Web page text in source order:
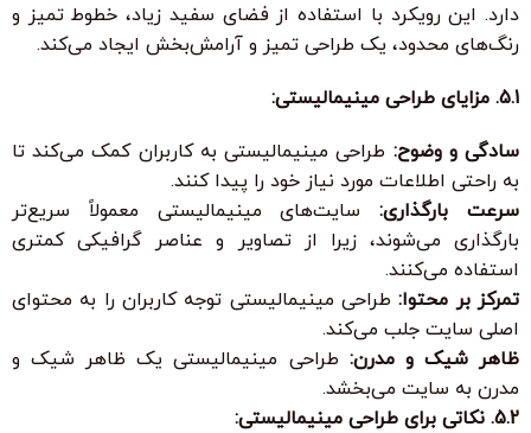
دارد. این رویکرد با استفاده از فضای سفید زیاد، خطوط تمیز و
رنگ‌های محدود، یک طراحی تمیز و آرامش‌بخش ایجاد می‌کند.
5.1. مزایای طراحی مینیمالیستی:
سادگی و وضوح: طراحی مینیمالیستی به کاربران کمک می‌کند تا
به راحتی اطلاعات مورد نیاز خود را پیدا کنند.
سرعت بارگذاری:سایت‌های مینیمالیستی معمولاً سریع‌تر
بارگذاری می‌شوند، زیرا از تصاویر و عناصر گرافیکی کمتری
استفاده می‌کنند.
تمرکز بر محتوا:طراحی مینیمالیستی توجه کاربران را به محتوای
اصلی سایت جلب می‌کند.
ظاهر شیک و مدرن: طراحی مینیمالیستی یک ظاهر شیک و
مدرن به سایت می‌بخشد.
5.2. نکاتی برای طراحی مینیمالیستی: